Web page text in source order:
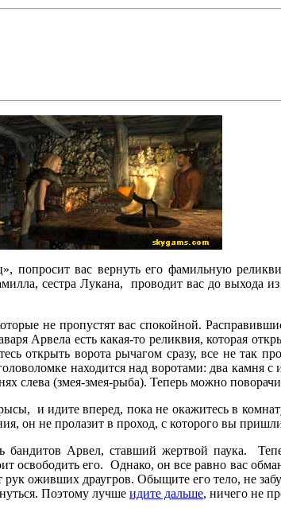
попросит вас вернуть его фамильную
сестра Лукана, проводит вас до выхода
не пропустят вас спокойной.
Арвела есть какая-то реликвия, которая
открыть ворота рычагом сразу, все не так
находится над воротами: два камня с
слева (змея-змея-рыба). Теперь можно
и идите вперед, пока не окажитесь в
он не пролазит в проход, с которого вы
Арвел, ставший жертвой паука.
освободить его. Однако, он все равно вас
оживших драугров. Обыщите его тело, не
Поэтому лучше идите дальше, ничего не